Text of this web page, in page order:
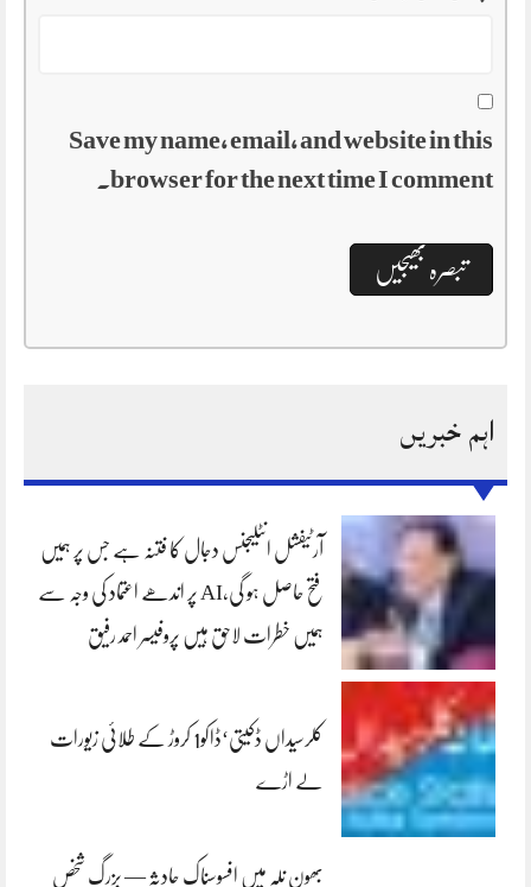
Save my name, email, and website in this
browser for the next time I comment.
اہم خبریں
آرٹیفشل انٹلیجنس دجال کا فتنہ ہے جس پر ہمیں
فتح حاصل ہو گی،AI پر اندھے اعتماد کی وجہ سے
ہمیں خطرات لاحق ہیں پروفیسر احمد رفیق
کلرسیداں ڈکیتی‘ڈاکو1 کروڑ کے طلائی زیورات
لے اڑے
بھون نلہ میں افسوسناک حادثہ — بزرگ شخص